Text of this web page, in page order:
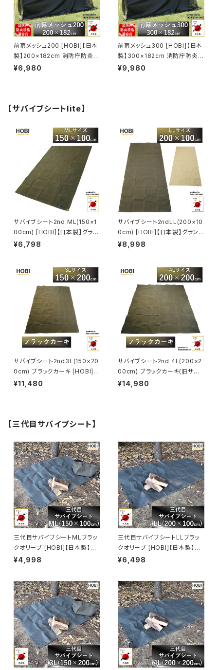
前幕メッシュ200 [HOBI]【日本
製】200×182cm 消防庁防炎規
格適合品 [無骨でタフ] 頑丈ハト
ア ホビ ブラック [MADE IN JA
¥6,980
前幕メッシュ300 [HOBI]【日本
製】300×182cm 消防庁防炎規
格適合品 [無骨でタフ] 頑丈ハト
¥9,980
【サバイブシートlite】
サバイブシート2nd ML(150×1
00cm) [HOBI]【日本製】グラン
ドシート 上質高級帆布(粗目風
ラゲッジマット 頑丈ハトメ 陣幕
キャンプ 焚火 風避け アウトドア
レジャー 軍幕 ブラックカーキ
[MADE IN JAPAN]
¥6,798
サバイブシート2ndLL(200×10
0cm) [HOBI]【日本製】グランド
シート 上質高級帆布(粗目風情
ッジマット 頑丈ハトメ 陣幕 キャ
ンプ 焚火 風避け アウトドア レ
ジャー マット 軍幕 ブラックカー
キ/サンド [MADE IN JAPAN]
¥8,998
サバイブシート2nd3L(150×20
0cm) ブラックカーキ [HOBI]
【日本製】グランドシート 上質高
キャンプ 焚火 風避け アウトドア
[MADE IN JAPAN]
¥11,480
サバイブシート2nd 4L(200×2
00cm) ブラックカーキ(旧サバ
イブシートlite) [HOBI]【日本
ャー マット 軍幕 [MADE IN JA
PAN]
¥14,980
【三代目サバイブシート】
三代目サバイブシートMLブラッ
クオリーブ [HOBI]【日本製】グ
ランドシート 極軽上質帆布 撥水
テントシート タープ 陣幕 キャン
プ 焚火 風避け アウトドアレジ
ャー マット 軍幕 [MADE IN JA
PAN]
¥4,998
三代目サバイブシートLLブラッ
クオリーブ [HOBI]【日本製】グ
ランドシート 極軽上質帆布 撥水
テントシート タープ 陣幕 キャン
プ 焚火 風避け アウトドア レジ
ャーシート マット 軍幕 [MADE I
N JAPAN]
¥6,498